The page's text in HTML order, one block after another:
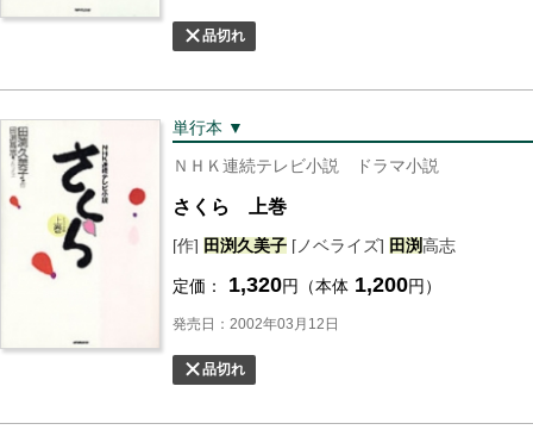
品切れ
単行本 ▼
ＮＨＫ連続テレビ小説 ドラマ小説
さくら 上巻
[作] 田渕久美子 [ノベライズ] 田渕高志
定価： 1,320円（本体 1,200円）
発売日：2002年03月12日
品切れ